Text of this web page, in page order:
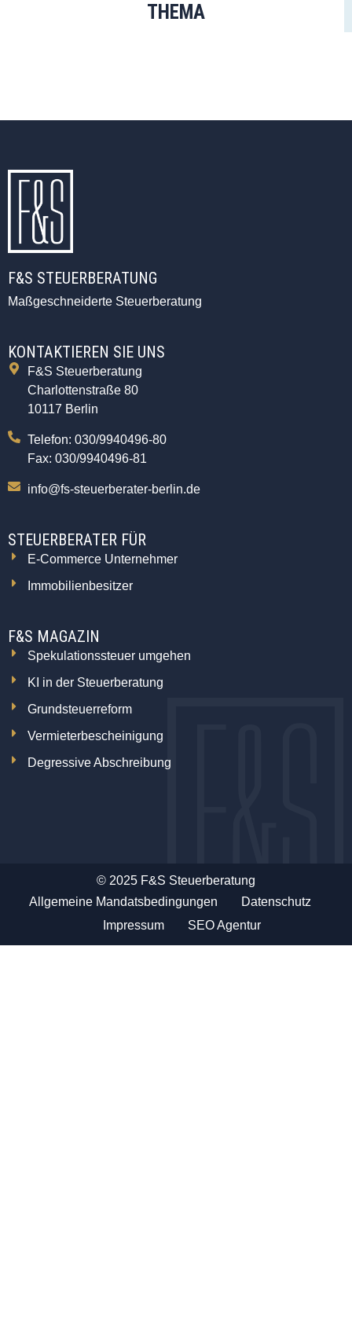
THEMA
F&S STEUERBERATUNG
Maßgeschneiderte Steuerberatung
KONTAKTIEREN SIE UNS
F&S Steuerberatung
Charlottenstraße 80
10117 Berlin
Telefon: 030/9940496-80
Fax: 030/9940496-81
info@fs-steuerberater-berlin.de
STEUERBERATER FÜR
E-Commerce Unternehmer
Immobilienbesitzer
F&S MAGAZIN
Spekulationssteuer umgehen
KI in der Steuerberatung
Grundsteuerreform
Vermieterbescheinigung
Degressive Abschreibung
© 2025 F&S Steuerberatung
Allgemeine Mandatsbedingungen
Datenschutz
Impressum
SEO Agentur